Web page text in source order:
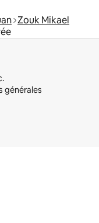
Zouk Mikael
générales